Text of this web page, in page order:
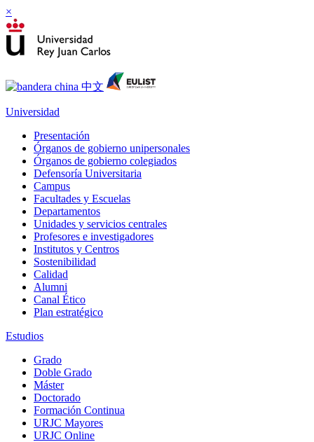
×
Universidad
Presentación
Órganos de gobierno unipersonales
Órganos de gobierno colegiados
Defensoría Universitaria
Campus
Facultades y Escuelas
Departamentos
Unidades y servicios centrales
Profesores e investigadores
Institutos y Centros
Sostenibilidad
Calidad
Alumni
Canal Ético
Plan estratégico
Estudios
Grado
Doble Grado
Máster
Doctorado
Formación Continua
URJC Mayores
URJC Online